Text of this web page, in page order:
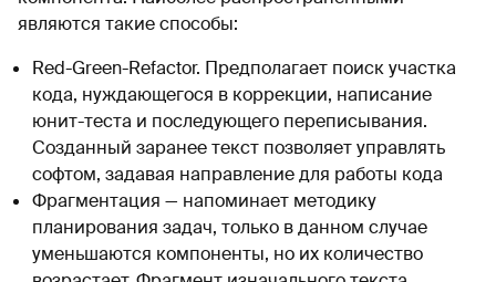
являются такие способы:
Red-Green-Refactor. Предполагает поиск участка
кода, нуждающегося в коррекции, написание
юнит-теста и последующего переписывания.
Созданный заранее текст позволяет управлять
софтом, задавая направление для работы кода
Фрагментация — напоминает методику
планирования задач, только в данном случае
уменьшаются компоненты, но их количество